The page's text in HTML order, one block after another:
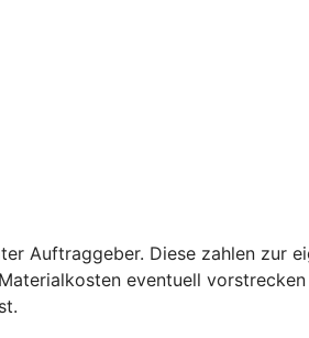
Auftraggeber. Diese zahlen zur
eventuell